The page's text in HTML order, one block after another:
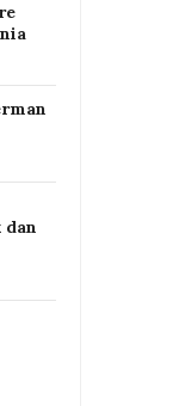
dan